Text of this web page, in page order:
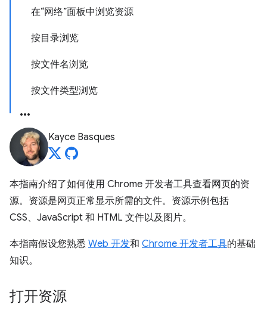
在“网络”面板中浏览资源
按目录浏览
按文件名浏览
按文件类型浏览
Kayce Basques
本指南介绍了如何使用 Chrome 开发者工具查看网页的资
源。资源是网页正常显示所需的文件。资源示例包括
CSS、JavaScript 和 HTML 文件以及图片。
本指南假设您熟悉 Web 开发和 Chrome 开发者工具的基础
知识。
打开资源